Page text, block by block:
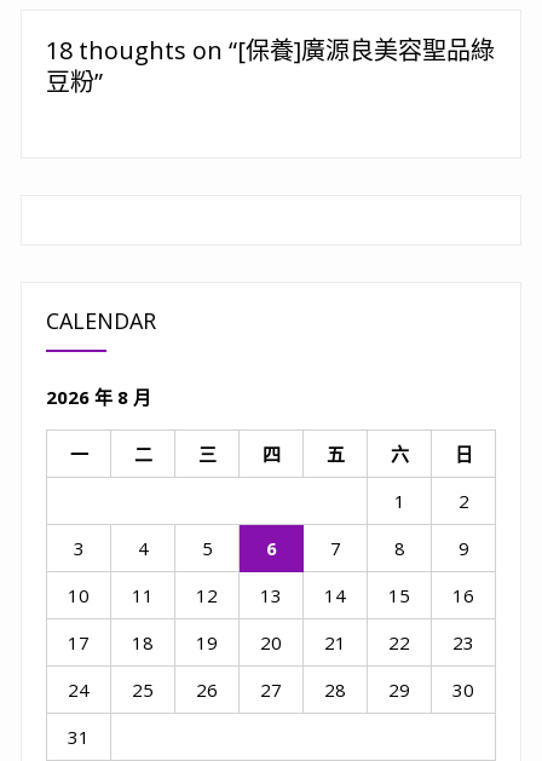
18 thoughts on “[保養]廣源良美容聖品綠
豆粉”
CALENDAR
2026 年 8 月
一 二 三 四 五 六
日
1
2
3
4 5 6 7 8
9
10
11 12 13 14 15
16
17
18 19 20 21 22
23
24
25 26 27 28 29
30
31